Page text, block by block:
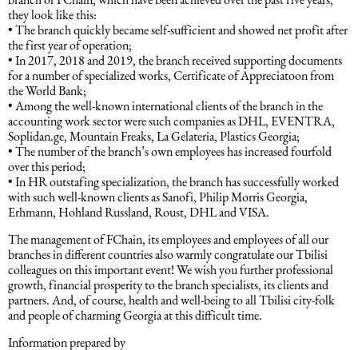
Turizm hüququ
they look like this:
• The branch quickly became self-sufficient and showed net profit after
the first year of operation;
• In 2017, 2018 and 2019, the branch received supporting documents
for a number of specialized works, Certificate of Appreciatoon from
the World Bank;
• Among the well-known international clients of the branch in the
accounting work sector were such companies as DHL, EVENTRA,
Soplidan.ge, Mountain Freaks, La Gelateria, Plastics Georgia;
• The number of the branch’s own employees has increased fourfold
over this period;
• In HR outstafing specialization, the branch has successfully worked
with such well-known clients as Sanofi, Philip Morris Georgia,
Erhmann, Hohland Russland, Roust, DHL and VISA.
The management of FChain, its employees and employees of all our
branches in different countries also warmly congratulate our Tbilisi
colleagues on this important event! We wish you further professional
growth, financial prosperity to the branch specialists, its clients and
partners. And, of course, health and well-being to all Tbilisi city-folk
and people of charming Georgia at this difficult time.
Information prepared by